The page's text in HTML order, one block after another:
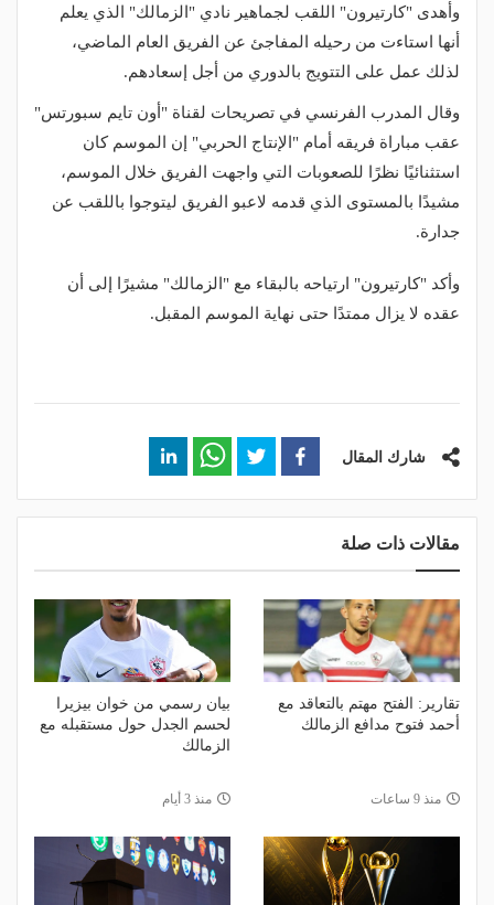
وأهدى "كارتيرون" اللقب لجماهير نادي "الزمالك" الذي يعلم
أنها استاءت من رحيله المفاجئ عن الفريق العام الماضي،
لذلك عمل على التتويج بالدوري من أجل إسعادهم.
وقال المدرب الفرنسي في تصريحات لقناة "أون تايم سبورتس"
عقب مباراة فريقه أمام "الإنتاج الحربي" إن الموسم كان
استثنائيًا نظرًا للصعوبات التي واجهت الفريق خلال الموسم،
مشيدًا بالمستوى الذي قدمه لاعبو الفريق ليتوجوا باللقب عن
جدارة.
وأكد "كارتيرون" ارتياحه بالبقاء مع "الزمالك" مشيرًا إلى أن
عقده لا يزال ممتدًا حتى نهاية الموسم المقبل.
شارك المقال
مقالات ذات صلة
تقارير: الفتح مهتم بالتعاقد مع
أحمد فتوح مدافع الزمالك
منذ 9 ساعات
بيان رسمي من خوان بيزيرا
لحسم الجدل حول مستقبله مع
الزمالك
منذ 3 أيام